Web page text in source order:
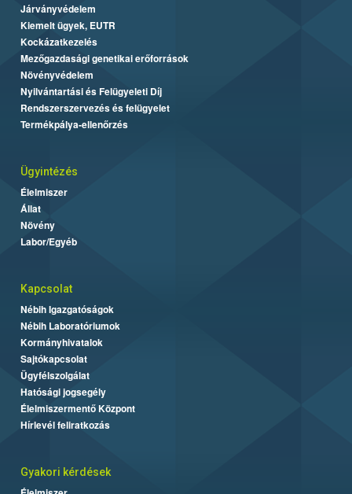
Járványvédelem
Kiemelt ügyek, EUTR
Kockázatkezelés
Mezőgazdasági genetikai erőforrások
Növényvédelem
Nyilvántartási és Felügyeleti Díj
Rendszerszervezés és felügyelet
Termékpálya-ellenőrzés
Ügyintézés
Élelmiszer
Állat
Növény
Labor/Egyéb
Kapcsolat
Nébih Igazgatóságok
Nébih Laboratóriumok
Kormányhivatalok
Sajtókapcsolat
Ügyfélszolgálat
Hatósági jogsegély
Élelmiszermentő Központ
Hírlevél feliratkozás
Gyakori kérdések